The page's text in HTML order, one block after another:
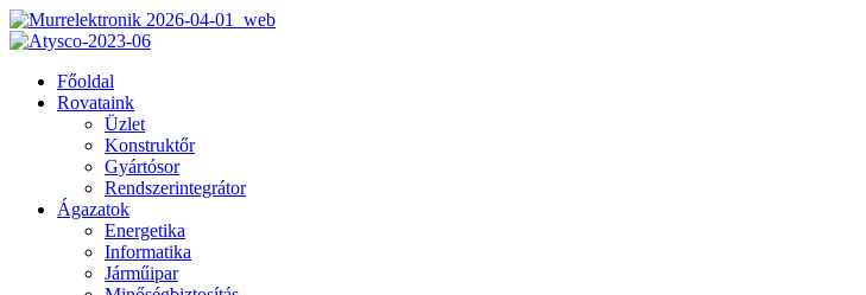
Főoldal
Rovataink
Üzlet
Konstruktőr
Gyártósor
Rendszerintegrátor
Ágazatok
Energetika
Informatika
Járműipar